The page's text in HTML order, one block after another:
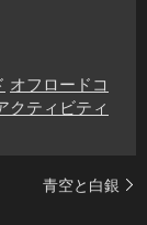
オフロードコ
クティビティ
青空と白銀